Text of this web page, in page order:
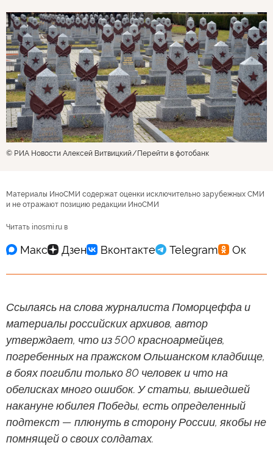
© РИА Новости Алексей Витвицкий Перейти в фотобанк
Материалы ИноСМИ содержат оценки исключительно зарубежных СМИ
и не отражают позицию редакции ИноСМИ
Читать inosmi.ru в
Ссылаясь на слова журналиста Поморцеффа и
материалы российских архивов, автор
утверждает, что из 500 красноармейцев,
погребенных на пражском Ольшанском кладбище,
в боях погибли только 80 человек и что на
обелисках много ошибок. У статьи, вышедшей
накануне юбилея Победы, есть определенный
подтекст — плюнуть в сторону России, якобы не
помнящей о своих солдатах.